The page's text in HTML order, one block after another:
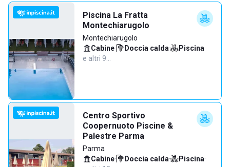
Piscina La Fratta
Montechiarugolo
Montechiarugolo
Cabine· Doccia calda· Piscina·
e altri 9…
Centro Sportivo
Coopernuoto Piscine &
Palestre Parma
Parma
Cabine· Doccia calda· Piscina·